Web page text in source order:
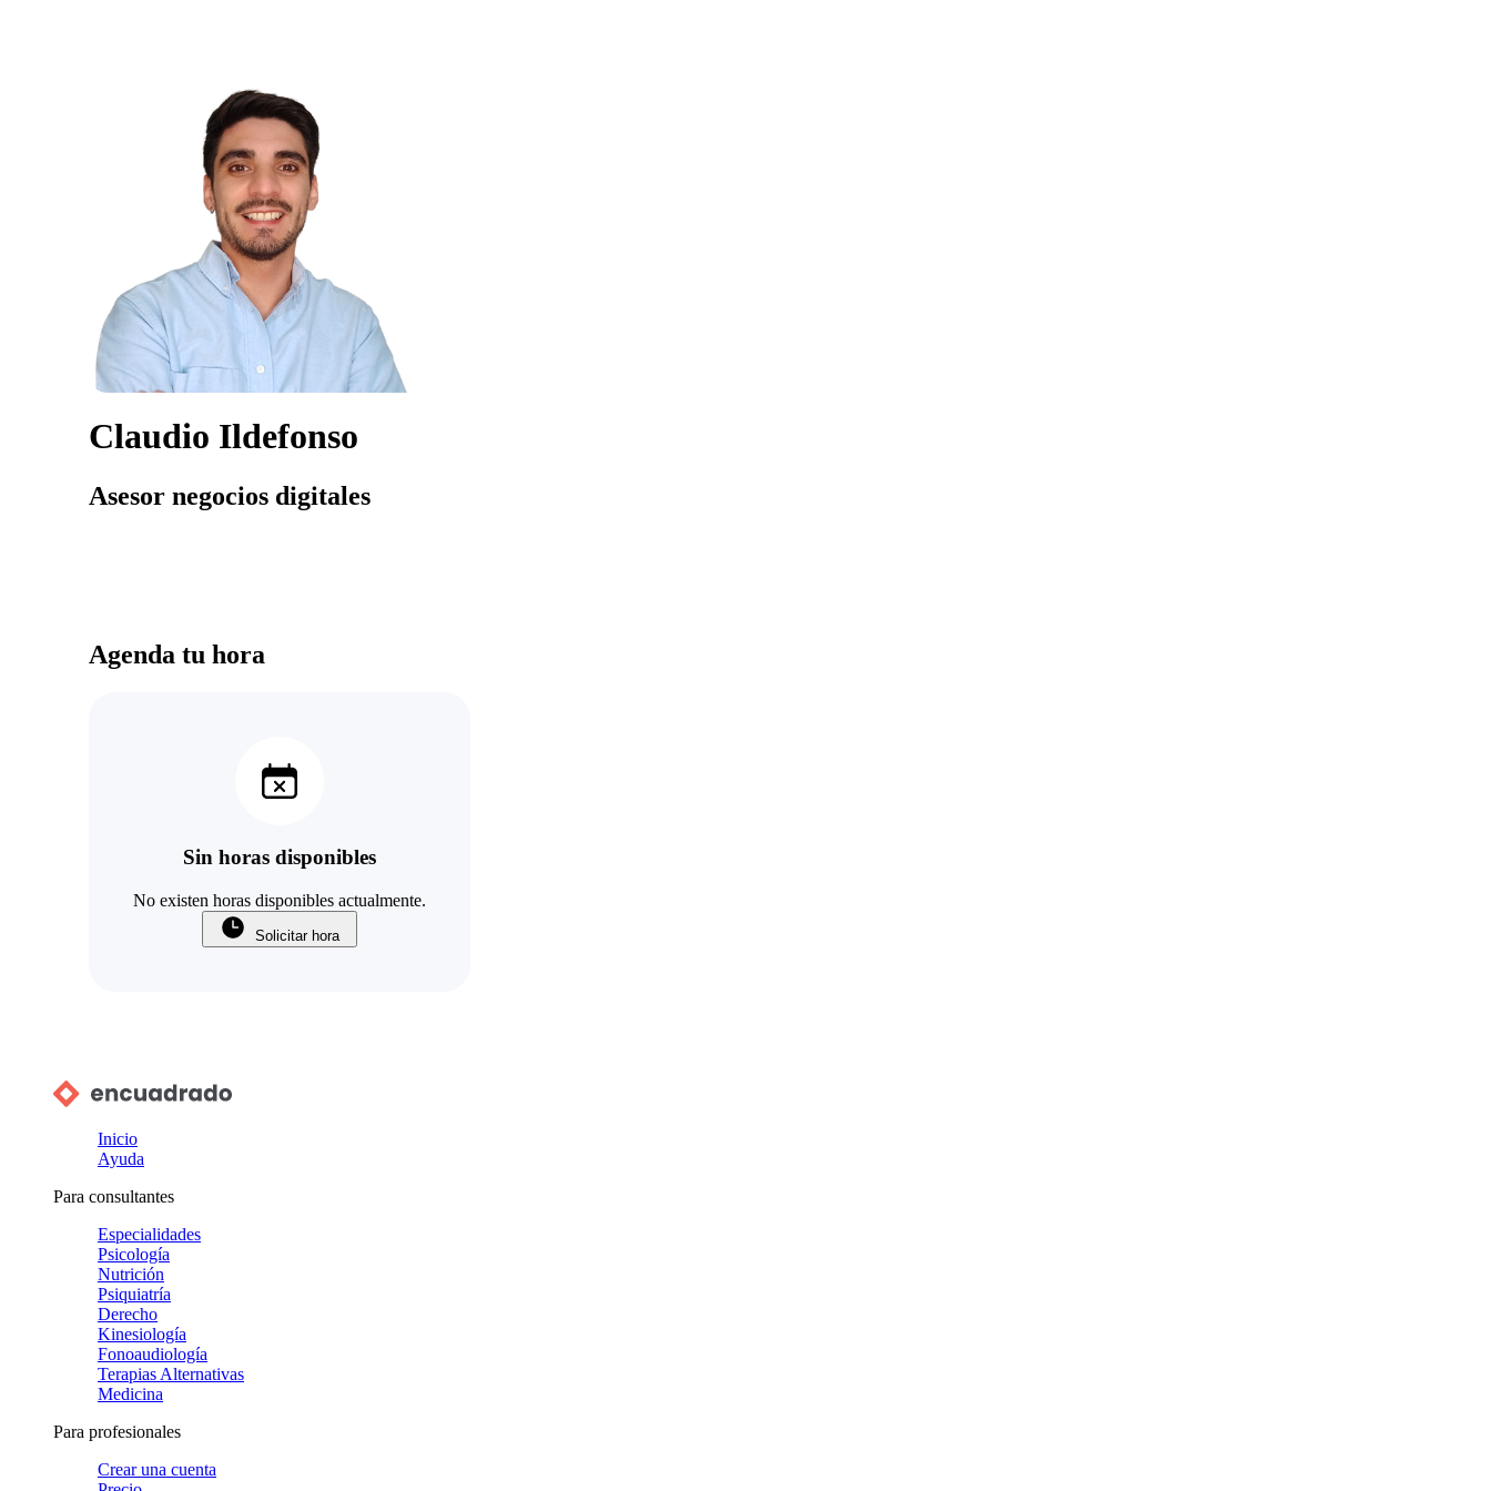
Claudio Ildefonso
Asesor negocios digitales
Agenda tu hora
Sin horas disponibles
No existen horas disponibles actualmente.
Solicitar hora
Inicio
Ayuda
Para consultantes
Especialidades
Psicología
Nutrición
Psiquiatría
Derecho
Kinesiología
Fonoaudiología
Terapias Alternativas
Medicina
Para profesionales
Crear una cuenta